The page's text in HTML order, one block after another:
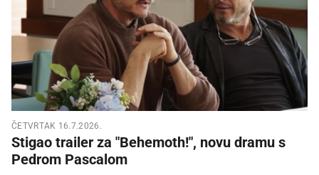
ČETVRTAK 16.7.2026.
Stigao trailer za "Behemoth!", novu dramu s
Pedrom Pascalom